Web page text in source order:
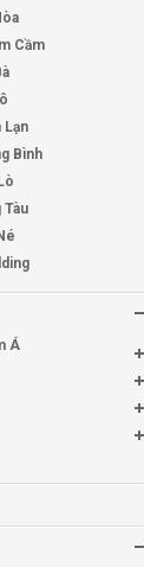
Cầm
Lạn
Bình
Tàu
Á